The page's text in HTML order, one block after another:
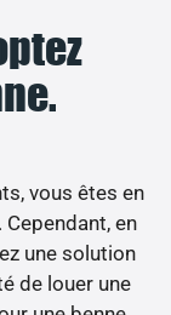
vous êtes en
en
une solution
de louer une